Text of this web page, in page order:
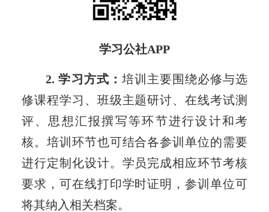
学习公社APP
2. 学习方式： 培训主要围绕必修与选
修课程学习、班级主题研讨、在线考试测
评、思想汇报撰写等环节进行设计和考
核。培训环节也可结合各参训单位的需要
进行定制化设计。学员完成相应环节考核
要求，可在线打印学时证明，参训单位可
将其纳入相关档案。